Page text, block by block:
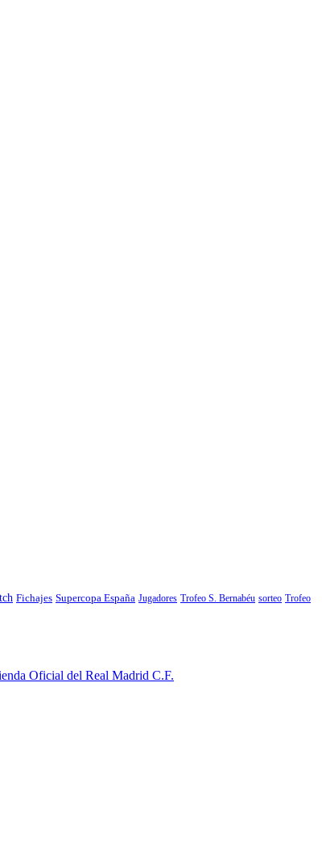
Fichajes Supercopa España Jugadores Trofeo S. Bernabéu sorteo Trofeo
Oficial del Real Madrid C.F.